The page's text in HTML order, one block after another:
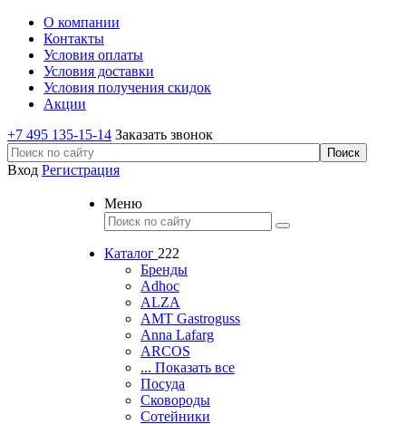
О компании
Контакты
Условия оплаты
Условия доставки
Условия получения скидок
Акции
+7 495 135-15-14 Заказать звонок
Вход Регистрация
Меню
Каталог 222
Бренды
Adhoc
ALZA
AMT Gastroguss
Anna Lafarg
ARCOS
... Показать все
Посуда
Сковороды
Сотейники